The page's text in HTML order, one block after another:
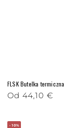
FLSK Butelka termiczna
Cena regularna
Od 44,10 €
- 10%